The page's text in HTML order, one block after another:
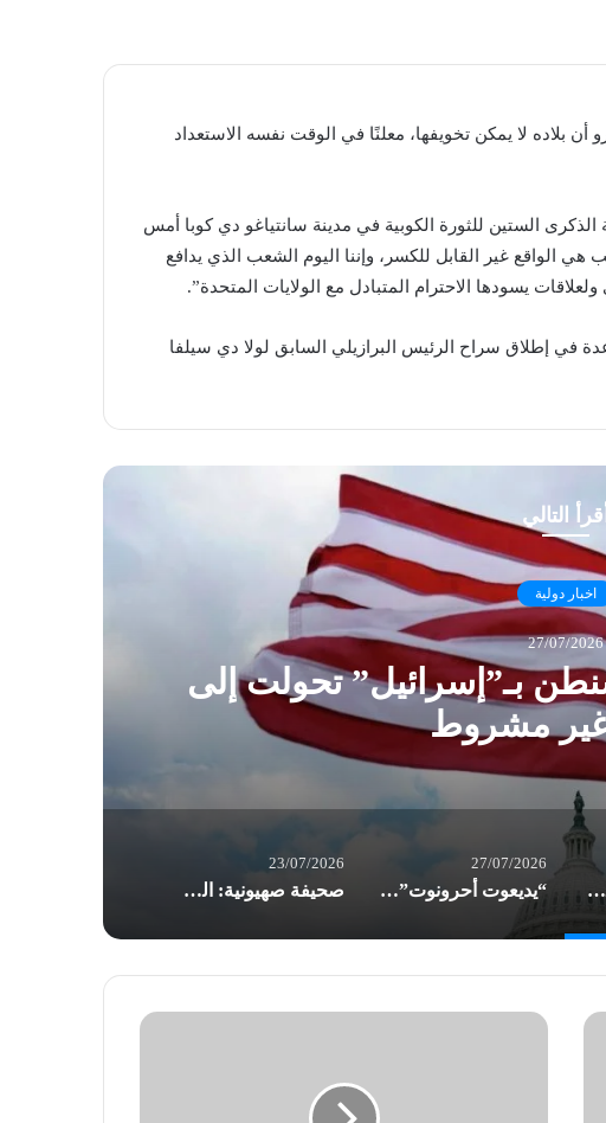
بلاده لا يمكن تخويفها، معلنًا في الوقت نفسه الاستعداد
الستين للثورة الكوبية في مدينة سانتياغو دي كوبا أمس
هي الواقع غير القابل للكسر، وإننا اليوم الشعب الذي يدافع
يسودها الاحترام المتبادل مع الولايات المتحدة”.
في إطلاق سراح الرئيس البرازيلي السابق لولا دي سيلفا
أقرأ التالي
اخبار دولية
27/07/2026
بـ”إسرائيل” تحولت إلى
غير مشروط
كاتبة أميركية: علاقة واشنطن بـ”إسرائيل” تحولت إلى التزام غير مشروط
27/07/2026
“يديعوت أحرونوت”:تراجع مخزون “باتريوت” يهدد قدرة واشنطن على خوض الحرب مع إيران
23/07/2026
صحيفة صهيونية: الجيش “الإسرائيلي” في تأهب ذروة للحرب.. إيران قد تبادر